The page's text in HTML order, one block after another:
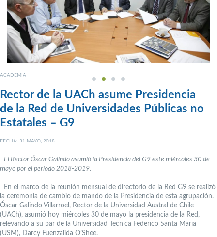
ACADEMIA
Rector de la UACh asume Presidencia
de la Red de Universidades Públicas no
Estatales – G9
FECHA: 31 MAYO, 2018
El Rector Óscar Galindo asumió la Presidencia del G9 este miércoles 30 de
mayo por el periodo 2018-2019.
En el marco de la reunión mensual de directorio de la Red G9 se realizó
la ceremonia de cambio de mando de la Presidencia de esta agrupación.
Óscar Galindo Villarroel, Rector de la Universidad Austral de Chile
(UACh), asumió hoy miércoles 30 de mayo la presidencia de la Red,
relevando a su par de la Universidad Técnica Federico Santa María
(USM), Darcy Fuenzalida O’Shee.